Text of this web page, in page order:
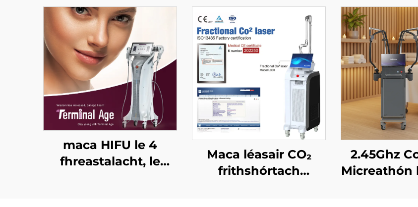
maca HIFU le 4
fhreastalacht, le
Maca léasair CO₂
frithshórtach
2.45Ghz
Micreathón